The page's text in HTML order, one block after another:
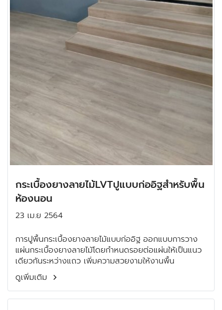
กระเบื้องยางลายไม้LVTปูแบบก่ออิฐสำหรับพื้น
ห้องนอน
23 เม.ย 2564
การปูพื้นกระเบื้องยางลายไม้แบบก่ออิฐ ออกแบบการวาง
แผ่นกระเบื้องยางลายไม้โดยกำหนดรอยต่อแผ่นให้เป็นแนว
เดียวกันระหว่างแถว เพิ่มความสวยงามให้งานพื้น
ดูเพิ่มเติม